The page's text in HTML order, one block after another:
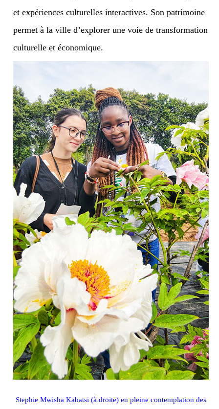
et expériences culturelles interactives. Son patrimoine
permet à la ville d’explorer une voie de transformation
culturelle et économique.
Stephie Mwisha Kabatsi (à droite) en pleine contemplation des